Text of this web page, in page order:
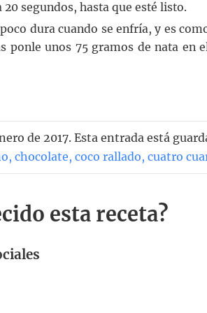
segundos, hasta que esté listo.
dura cuando se enfría, y es
ponle unos 75 gramos de nata en
de 2017. Esta entrada está
, chocolate, coco rallado, cuatro
esta receta?